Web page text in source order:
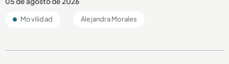
Movilidad Alejandra Morales